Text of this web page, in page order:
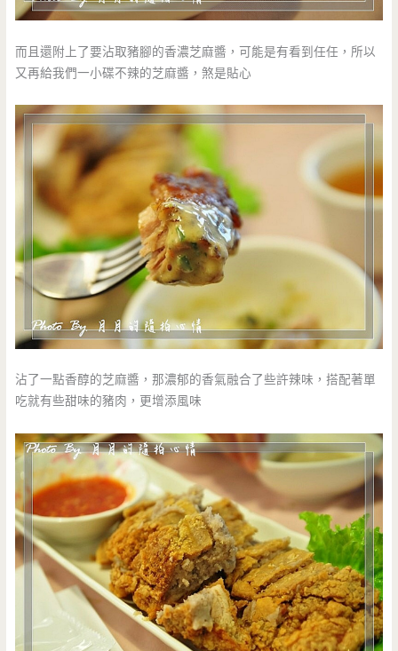
而且還附上了要沾取豬腳的香濃芝麻醬，可能是有看到任任，所以
又再給我們一小碟不辣的芝麻醬，煞是貼心
沾了一點香醇的芝麻醬，那濃郁的香氣融合了些許辣味，搭配著單
吃就有些甜味的豬肉，更增添風味